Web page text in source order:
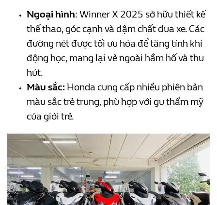
Ngoại hình: Winner X 2025 sở hữu thiết kế
thể thao, góc cạnh và đậm chất đua xe. Các
đường nét được tối ưu hóa để tăng tính khí
động học, mang lại vẻ ngoài hầm hố và thu
hút.
Màu sắc: Honda cung cấp nhiều phiên bản
màu sắc trẻ trung, phù hợp với gu thẩm mỹ
của giới trẻ.